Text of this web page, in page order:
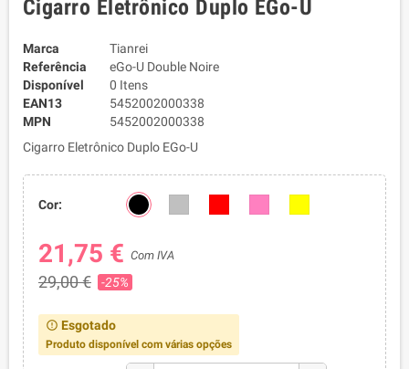
Cigarro Eletrônico Duplo EGo-U
Marca
Tianrei
Referência
eGo-U Double Noire
Disponível
0 Itens
EAN13
5452002000338
MPN
5452002000338
Cigarro Eletrônico Duplo EGo-U
Cor:
21,75 € Com IVA
29,00 € -25%
error_outline Esgotado
Produto disponível com várias opções